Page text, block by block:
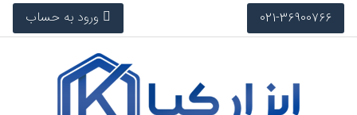
021-36900766 ورود به حساب